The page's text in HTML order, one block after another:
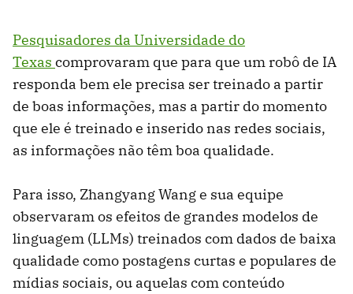
Pesquisadores da Universidade do
Texas comprovaram que para que um robô de IA
responda bem ele precisa ser treinado a partir
de boas informações, mas a partir do momento
que ele é treinado e inserido nas redes sociais,
as informações não têm boa qualidade.
Para isso, Zhangyang Wang e sua equipe
observaram os efeitos de grandes modelos de
linguagem (LLMs) treinados com dados de baixa
qualidade como postagens curtas e populares de
mídias sociais, ou aquelas com conteúdo